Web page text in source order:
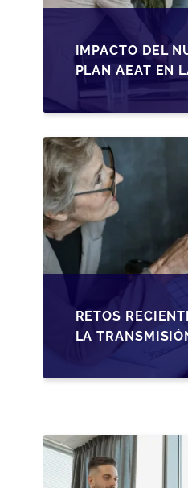
IMPACTO DEL
PLAN AEAT EN
TRANSMISIÓN DE
PYMES
RETOS
LA
PYMES
ADAPTACIONES
2026